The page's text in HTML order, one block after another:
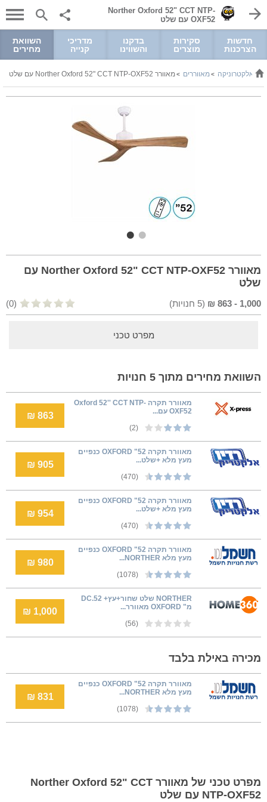
Norther Oxford 52" CCT NTP-
OXF52 עם שלט
חדשות
הצרכנות
סקירות
מוצרים
בדקנו
והשווינו
מדריכי
קנייה
השוואת
מחירים
ואלקטרוניקה >מאווררים >מאוורר Norther Oxford 52" CCT NTP-OXF52 עם שלט
מאוורר Norther Oxford 52" CCT NTP-OXF52 עם
שלט
1,000
-
863
₪
(
5 חנויות) (0)
מפרט טכני
השוואת מחירים מתוך 5 חנויות
‏מאוורר תקרה Oxford 52'' CCT NTP-
OXF52 עם...
(2)
863 ₪
מאוורר תקרה 52" OXFORD כנפיים
מעץ מלא +שלט...
(470)
905 ₪
מאוורר תקרה 52" OXFORD כנפיים
מעץ מלא +שלט...
(470)
954 ₪
מאוורר תקרה 52" OXFORD כנפיים
מעץ מלא NORTHER...
(1078)
980 ₪
NORTHER שלט שחור+עץ+ DC.52
מ" OXFORD מאוורר...
(56)
1,000 ₪
מכירה באילת בלבד
מאוורר תקרה 52" OXFORD כנפיים
מעץ מלא NORTHER...
(1078)
831 ₪
מפרט טכני של מאוורר Norther Oxford 52" CCT
NTP-OXF52 עם שלט